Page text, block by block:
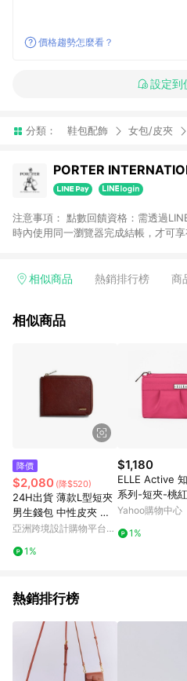
價格趨勢怎麼看？
設定到
分類： 鞋包配飾 女包/皮夾
PORTER
注意事項： 點數回饋資格：需透過
時內使用同一瀏覽器完成結帳，才可
相似商品 熱銷排行榜 商
相似商品
降價
$2,080 (降$520)
24H出貨 薄款L型短夾
男生錢包 中性皮夾 零
錢/4卡 植鞣革
亞洲跨境設計購物平台
1%
$1,180
ELLE Active
系列-短夾-桃
Yahoo購物中心
1%
熱銷排行榜